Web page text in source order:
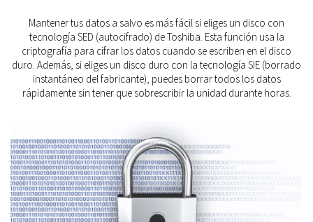
Mantener tus datos a salvo es más fácil si eliges un disco con
tecnología SED (autocifrado) de Toshiba. Esta función usa la
criptografía para cifrar los datos cuando se escriben en el disco
duro. Además, si eliges un disco duro con la tecnología SIE (borrado
instantáneo del fabricante), puedes borrar todos los datos
rápidamente sin tener que sobrescribir la unidad durante horas.